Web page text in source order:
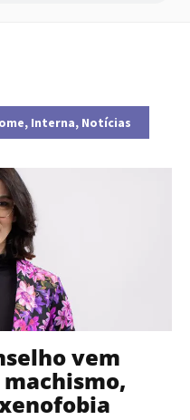
, Interna, Notícias
vem